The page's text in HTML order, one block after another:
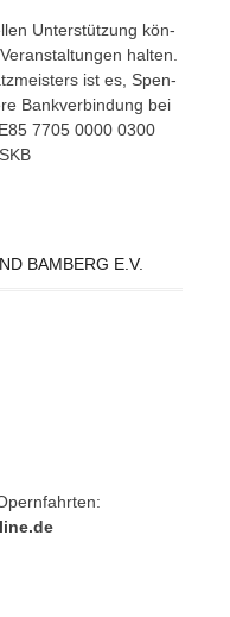
Un­ter­stüt­zung kön­
hal­ten.
ist es, Spen­
Bank­ver­bin­dung bei
7705 0000 0300
BAMBERG E.V.